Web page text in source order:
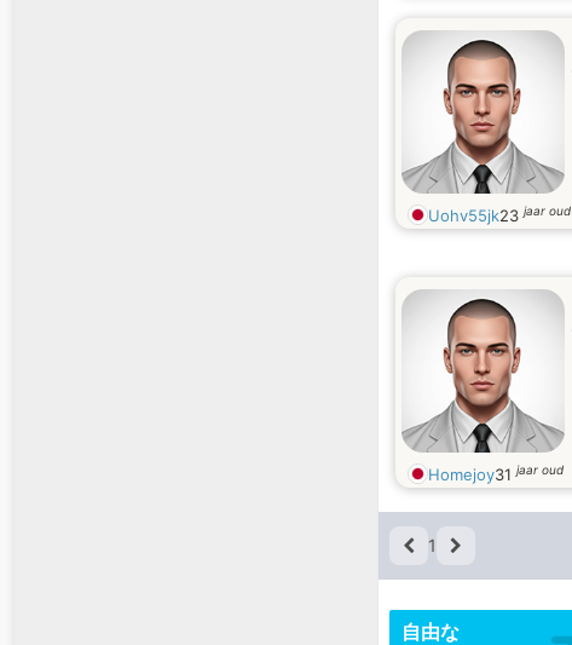
Uohv55jk23jaar oud
Homejoy31jaar oud
1
自由な